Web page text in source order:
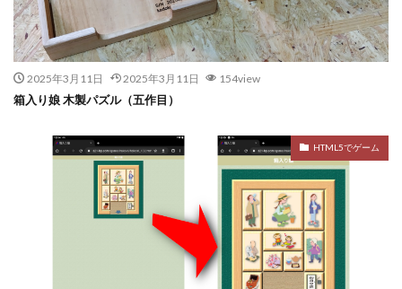
2025年3月11日 2025年3月11日 154view
箱入り娘 木製パズル（五作目）
HTML5でゲーム